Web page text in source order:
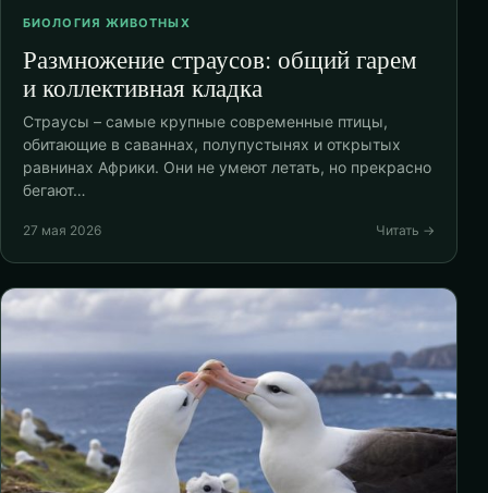
БИОЛОГИЯ ЖИВОТНЫХ
Размножение страусов: общий гарем
и коллективная кладка
Страусы – самые крупные современные птицы,
обитающие в саваннах, полупустынях и открытых
равнинах Африки. Они не умеют летать, но прекрасно
бегают…
27 мая 2026 Читать →